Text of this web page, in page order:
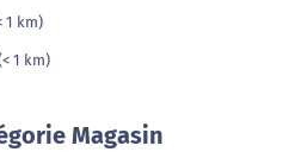
1 km)
1 km)
Magasin